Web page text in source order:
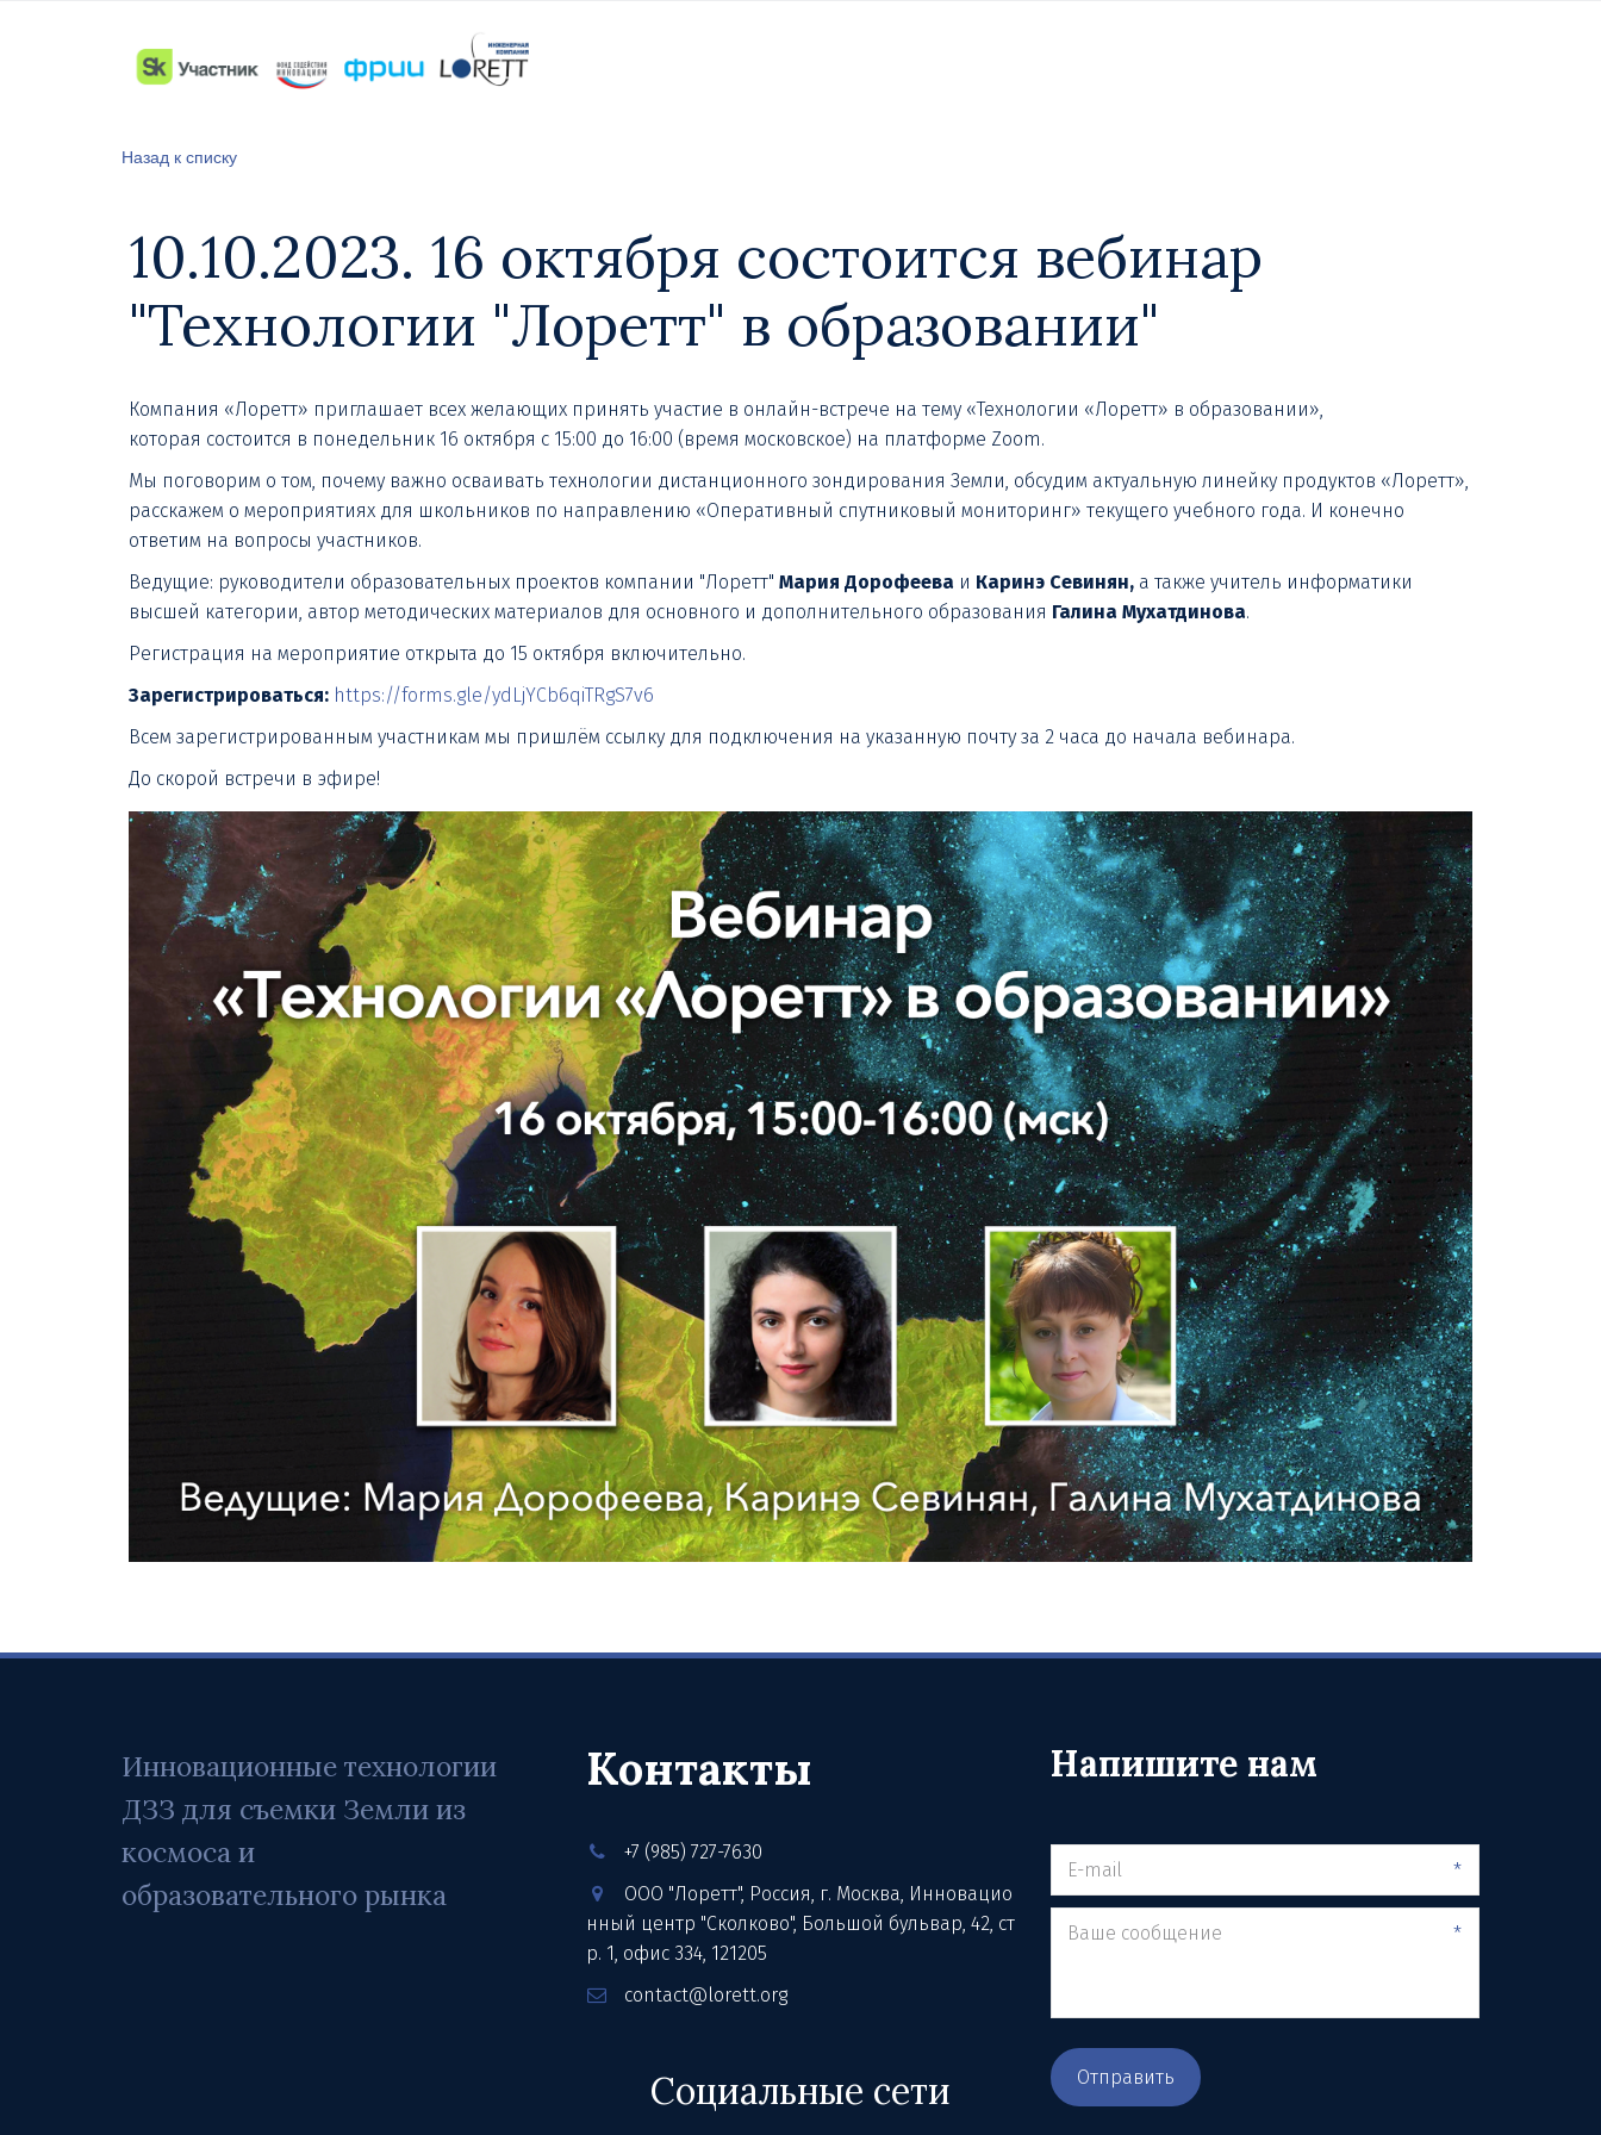
Назад к списку
10.10.2023. 16 октября состоится вебинар
"Технологии "Лоретт" в образовании"
Компания «Лоретт» приглашает всех желающих принять участие в онлайн-встрече на тему «Технологии «Лоретт» в образовании»,
которая состоится в понедельник 16 октября с 15:00 до 16:00 (время московское) на платформе Zoom.
Мы поговорим о том, почему важно осваивать технологии дистанционного зондирования Земли, обсудим актуальную линейку продуктов «Лоретт»,
расскажем о мероприятиях для школьников по направлению «Оперативный спутниковый мониторинг» текущего учебного года. И конечно
ответим на вопросы участников.
Ведущие: руководители образовательных проектов компании "Лоретт" Мария Дорофеева и Каринэ Севинян, а также учитель информатики
высшей категории, автор методических материалов для основного и дополнительного образования Галина Мухатдинова.
Регистрация на мероприятие открыта до 15 октября включительно.
Зарегистрироваться: https://forms.gle/ydLjYCb6qiTRgS7v6
Всем зарегистрированным участникам мы пришлём ссылку для подключения на указанную почту за 2 часа до начала вебинара.
До скорой встречи в эфире!
Инновационные технологии
ДЗЗ для съемки Земли из
космоса и
образовательного рынка
Контакты
+7 (985) 727-7630
ООО "Лоретт", Россия, г. Москва, Инновацио
нный центр "Сколково", Большой бульвар, 42, ст
р. 1, офис 334, 121205
contact@lorett.org
Социальные сети
Напишите нам
*
*
Отправить